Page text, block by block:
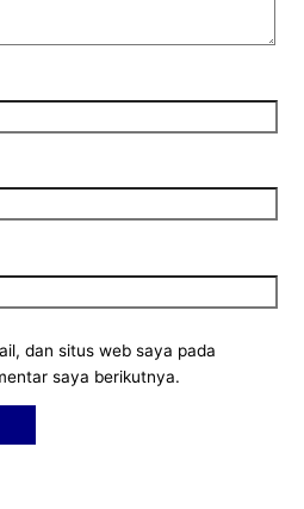
dan situs web saya pada
saya berikutnya.